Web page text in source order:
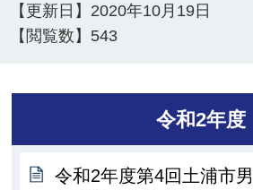
【更新日】 2020年10月19日
【閲覧数】 543
令和2年度
令和2年度第4回土浦市